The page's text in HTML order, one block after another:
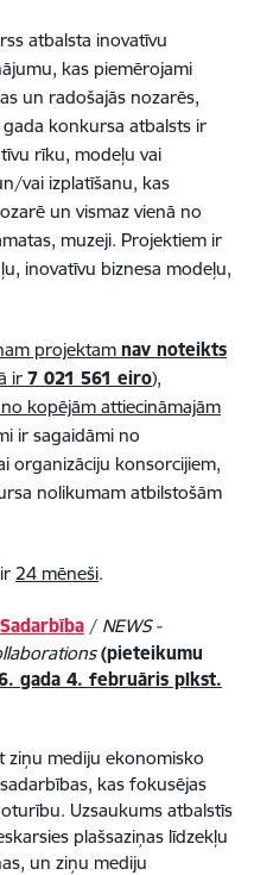
atbalsta inovatīvu
kas piemērojami
un radošajās nozarēs,
konkursa atbalsts ir
rīku, modeļu vai
vai izplatīšanu, kas
un vismaz vienā no
muzeji. Projektiem ir
inovatīvu biznesa modeļu,
projektam nav noteikts
ir 7 021 561 eiro),
no kopējām attiecināmajām
ir sagaidāmi no
organizāciju konsorcijiem,
nolikumam atbilstošām
24 mēneši.​​​​
/ NEWS -
(pieteikumu
gada 4. februāris plkst.
ziņu mediju ekonomisko
kas fokusējas
Uzsaukums atbalstīs
plašsaziņas līdzekļu
un ziņu mediju